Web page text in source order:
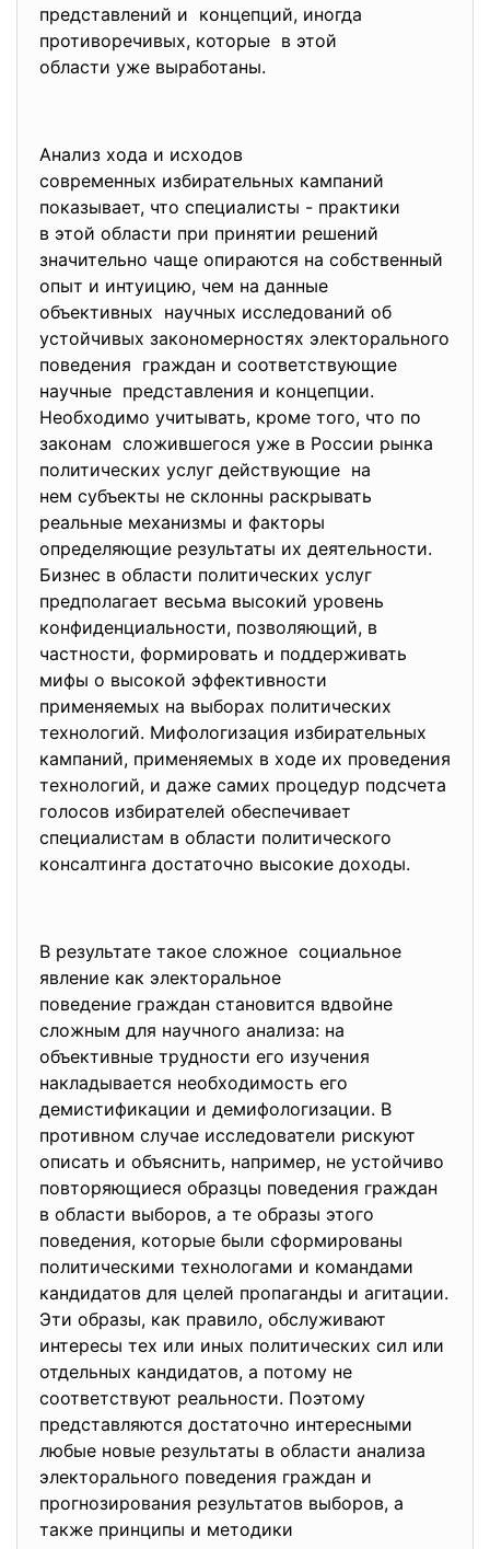
представлений и концепций, иногда
противоречивых, которые в этой
области уже выработаны.
Анализ хода и исходов
современных избирательных кампаний
показывает, что специалисты - практики
в этой области при принятии решений
значительно чаще опираются на собственный
опыт и интуицию, чем на данные
объективных научных исследований об
устойчивых закономерностях электорального
поведения граждан и соответствующие
научные представления и концепции.
Необходимо учитывать, кроме того, что по
законам сложившегося уже в России рынка
политических услуг действующие на
нем субъекты не склонны раскрывать
реальные механизмы и факторы
определяющие результаты их деятельности.
Бизнес в области политических услуг
предполагает весьма высокий уровень
конфиденциальности, позволяющий, в
частности, формировать и поддерживать
мифы о высокой эффективности
применяемых на выборах политических
технологий. Мифологизация избирательных
кампаний, применяемых в ходе их проведения
технологий, и даже самих процедур подсчета
голосов избирателей обеспечивает
специалистам в области политического
консалтинга достаточно высокие доходы.
В результате такое сложное социальное
явление как электоральное
поведение граждан становится вдвойне
сложным для научного анализа: на
объективные трудности его изучения
накладывается необходимость его
демистификации и демифологизации. В
противном случае исследователи рискуют
описать и объяснить, например, не устойчиво
повторяющиеся образцы поведения граждан
в области выборов, а те образы этого
поведения, которые были сформированы
политическими технологами и командами
кандидатов для целей пропаганды и агитации.
Эти образы, как правило, обслуживают
интересы тех или иных политических сил или
отдельных кандидатов, а потому не
соответствуют реальности. Поэтому
представляются достаточно интересными
любые новые результаты в области анализа
электорального поведения граждан и
прогнозирования результатов выборов, а
также принципы и методики